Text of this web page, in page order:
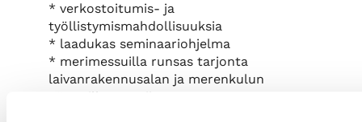
* verkostoitumis- ja
työllistymismahdollisuuksia
* laadukas seminaariohjelma
* merimessuilla runsas tarjonta
laivanrakennusalan ja merenkulun
näytteilleasettajia